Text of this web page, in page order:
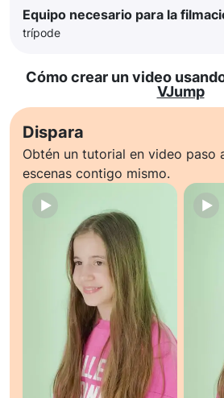
Equipo necesario para la
trípode
Cómo crear un video
VJump
Dispara
Obtén un tutorial en video paso
escenas contigo mismo.